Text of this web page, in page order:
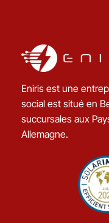
Eniris est une
social est situé en
succursales aux
Allemagne.